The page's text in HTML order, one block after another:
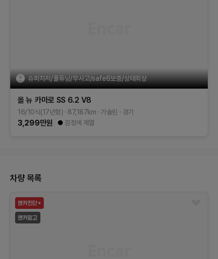
슈퍼차저/풀튜닝/무사고/safe6보증/상태최상
올 뉴 카마로 SS 6.2 V8
16/10식(17년형) 87,187km 가솔린 경기
3,299만원 검정색 계열
차량 목록